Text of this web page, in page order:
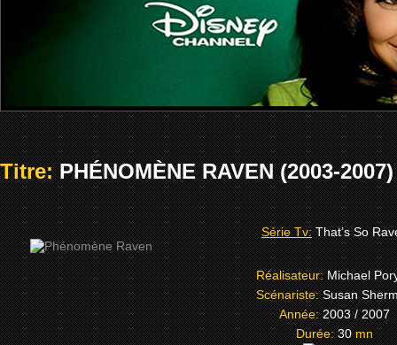
Titre:PHÉNOMÈNE RAVEN (2003-2007)
Série Tv: That’s So
Réalisateur:Michael
Scénariste:Susan
Année:2003 / 2007
Durée:30mn